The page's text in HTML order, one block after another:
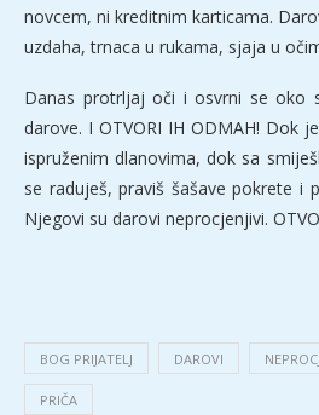
novcem, ni kreditnim karticama.
uzdaha, trnaca u rukama, sjaja u
Danas protrljaj oči i osvrni se oko
darove. I OTVORI IH ODMAH! Dok
ispruženim dlanovima, dok sa
se raduješ, praviš šašave pokrete i
Njegovi su darovi neprocjenjivi.
BOG PRIJATELJ DAROVI
PRIČA